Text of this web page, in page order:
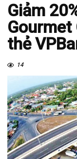
Giảm
Gourmet
thẻ
14